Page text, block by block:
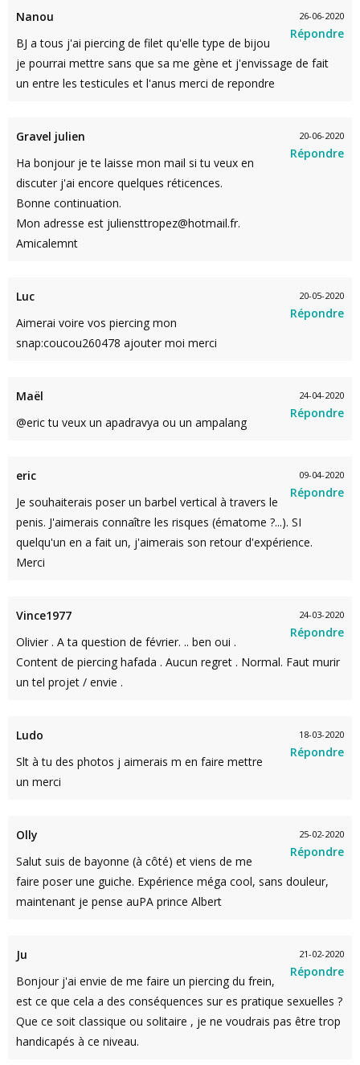
26-06-2020
Répondre
Nanou
BJ a tous j'ai piercing de filet qu'elle type de bijou
je pourrai mettre sans que sa me gène et j'envissage de fait
un entre les testicules et l'anus merci de repondre
20-06-2020
Répondre
Gravel julien
Ha bonjour je te laisse mon mail si tu veux en
discuter j'ai encore quelques réticences.
Bonne continuation.
Mon adresse est juliensttropez@hotmail.fr.
Amicalemnt
20-05-2020
Répondre
Luc
Aimerai voire vos piercing mon
snap:coucou260478 ajouter moi merci
24-04-2020
Répondre
Maël
@eric tu veux un apadravya ou un ampalang
09-04-2020
Répondre
eric
Je souhaiterais poser un barbel vertical à travers le
penis. J'aimerais connaître les risques (ématome ?...). SI
quelqu'un en a fait un, j'aimerais son retour d'expérience.
Merci
24-03-2020
Répondre
Vince1977
Olivier . A ta question de février. .. ben oui .
Content de piercing hafada . Aucun regret . Normal. Faut murir
un tel projet / envie .
18-03-2020
Répondre
Ludo
Slt à tu des photos j aimerais m en faire mettre
un merci
25-02-2020
Répondre
Olly
Salut suis de bayonne (à côté) et viens de me
faire poser une guiche. Expérience méga cool, sans douleur,
maintenant je pense auPA prince Albert
21-02-2020
Répondre
Ju
Bonjour j'ai envie de me faire un piercing du frein,
est ce que cela a des conséquences sur es pratique sexuelles ?
Que ce soit classique ou solitaire , je ne voudrais pas être trop
handicapés à ce niveau.